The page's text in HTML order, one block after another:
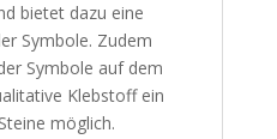
bietet dazu eine
Symbole. Zudem
Symbole auf dem
Klebstoff ein
möglich.